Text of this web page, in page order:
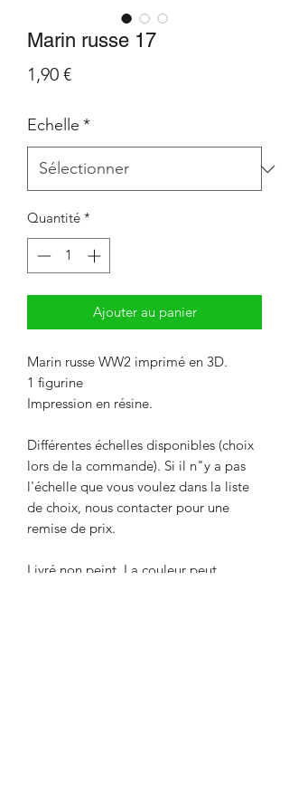
Marin russe 17
1,90 €Prix
Echelle *
Quantité *
Ajouter au panier
Marin russe WW2 imprimé en 3D.
1 figurine
Impression en résine.
Différentes échelles disponibles (choix
lors de la commande). Si il n"y a pas
l'échelle que vous voulez dans la liste
de choix, nous contacter pour une
remise de prix.
Livré non peint. La couleur peut